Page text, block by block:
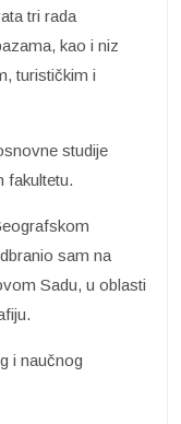
tri rada
kao i niz
turističkim i
studije
fakultetu.
sam na
Sadu, u oblasti
i naučnog